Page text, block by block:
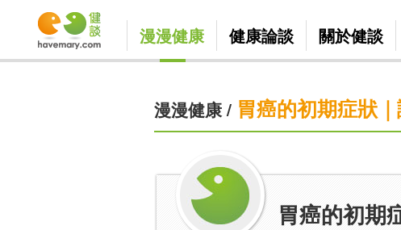
漫漫健康 健康論談 關於健談
漫漫健康/ 胃癌的初期症狀
胃癌的初期